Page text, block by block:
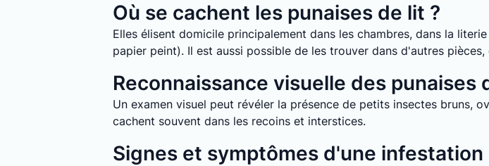
Où se cachent les punaises de lit ?
Elles élisent domicile principalement dans les chambres, dans la
papier peint). Il est aussi possible de les trouver dans d'autres
Reconnaissance visuelle des punaises
Un examen visuel peut révéler la présence de petits insectes bruns,
cachent souvent dans les recoins et interstices.
Signes et symptômes d'une infestation